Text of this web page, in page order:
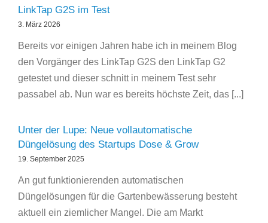
LinkTap G2S im Test
3. März 2026
Bereits vor einigen Jahren habe ich in meinem Blog
den Vorgänger des LinkTap G2S den LinkTap G2
getestet und dieser schnitt in meinem Test sehr
passabel ab. Nun war es bereits höchste Zeit, das [...]
Unter der Lupe: Neue vollautomatische
Düngelösung des Startups Dose & Grow
19. September 2025
An gut funktionierenden automatischen
Düngelösungen für die Gartenbewässerung besteht
aktuell ein ziemlicher Mangel. Die am Markt